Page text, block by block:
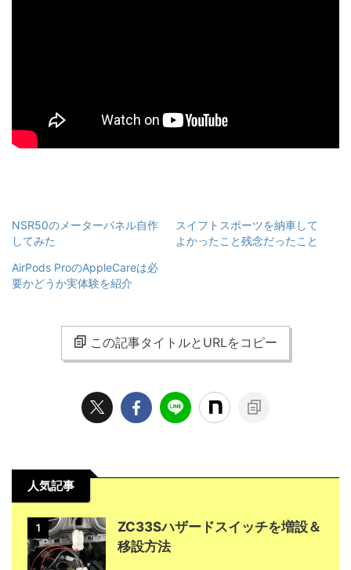
NSR50のメーターパネル自作
してみた
スイフトスポーツを納車して
よかったこと残念だったこと
AirPods ProのAppleCareは必
要かどうか実体験を紹介
この記事タイトルとURLをコピー
人気記事
1
ZC33Sハザードスイッチを増設＆
移設方法